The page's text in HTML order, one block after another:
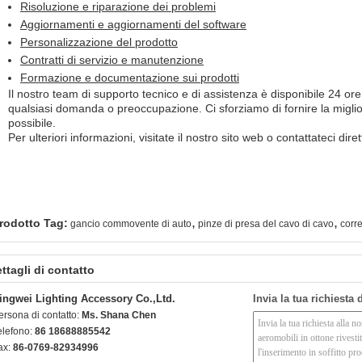
Risoluzione e riparazione dei problemi
Aggiornamenti e aggiornamenti del software
Personalizzazione del prodotto
Contratti di servizio e manutenzione
Formazione e documentazione sui prodotti
Il nostro team di supporto tecnico e di assistenza è disponibile 24
qualsiasi domanda o preoccupazione. Ci sforziamo di fornire la
possibile.
Per ulteriori informazioni, visitate il nostro sito web o contattateci
Tag: gancio commovente di auto, pinze di presa del cavo di cavo,
di contatto
Lighting Accessory Co.,Ltd.
di contatto: Ms. Shana Chen
86 18688885542
86-0769-82934996
Invia la tua richiesta